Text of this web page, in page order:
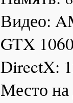
Видео:
GTX
DirectX:
Место на